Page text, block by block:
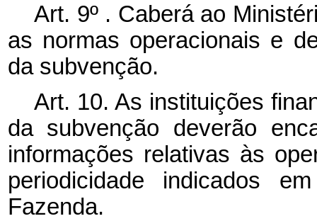
Art. 9º . Caberá ao
as normas operacionais e
da subvenção.
Art. 10. As instituições
da subvenção deverão
informações relativas às
periodicidade indicados
Fazenda.